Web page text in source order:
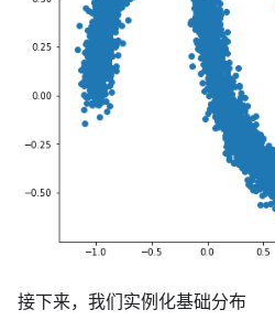
接下来，我们实例化基础分布